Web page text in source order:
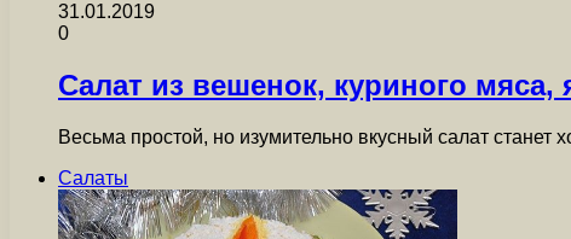
31.01.2019
0
Салат из вешенок, куриного мяса,
Весьма простой, но изумительно вкусный салат
Салаты